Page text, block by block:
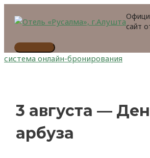
сайт
Главное
меню
система онлайн-бронирования
3 августа —
арбуза